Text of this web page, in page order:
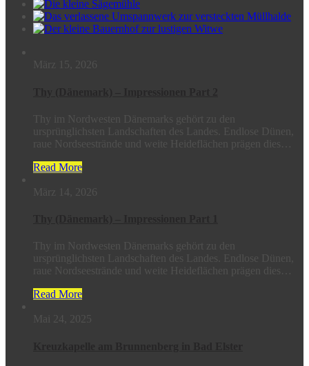
März 15, 2026
Thy im Nordwesten Dänemarks gehört zu den
ursprünglichsten Landschaften des Landes. Endlose Dünen,
raue Nordseestrände und weite Heideflächen prägen dies…
Read More
März 14, 2026
Thy im Nordwesten Dänemarks gehört zu den
ursprünglichsten Landschaften des Landes. Endlose Dünen,
raue Nordseestrände und weite Heideflächen prägen dies…
Read More
Mai 24, 2025